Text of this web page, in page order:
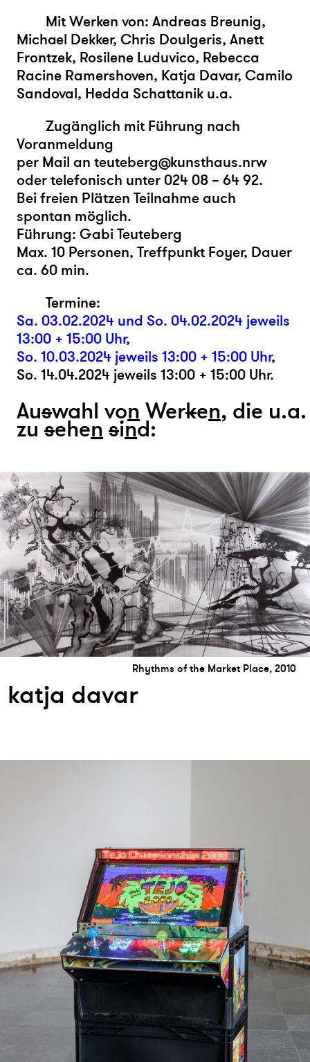
Mit Werken von: Andreas Breunig,
Michael Dekker, Chris Doulgeris, Anett
Frontzek, Rosilene Luduvico, Rebecca
Racine Ramershoven, Katja Davar, Camilo
Sandoval, Hedda Schattanik u.a.
Zugänglich mit Führung nach
Voranmeldung
per Mail an teuteberg@kunsthaus.nrw
oder telefonisch unter 024 08 – 64 92.
Bei freien Plätzen Teilnahme auch
spontan möglich.
Führung: Gabi Teuteberg
Max. 10 Personen, Treffpunkt Foyer, Dauer
ca. 60 min.
Termine:
Sa. 03.02.2024 und So. 04.02.2024 jeweils
13:00 + 15:00 Uhr,
So. 10.03.2024 jeweils 13:00 + 15:00 Uhr,
So. 14.04.2024 jeweils 13:00 + 15:00 Uhr.
Auswahl vonWerken, die u.a.
zu sehensind:
Rhythms of the Market Place, 2010
katja davar